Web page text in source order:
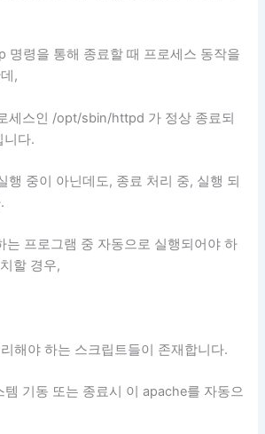
명령을 통해 종료할 때 프로세스 동작을
,
세스인 /opt/sbin/httpd 가 정상 종료되
니다.
행 중이 아닌데도, 종료 처리 중, 실행 되
는 프로그램 중 자동으로 실행되어야 하
할 경우,
해야 하는 스크립트들이 존재합니다.
기동 또는 종료시 이 apache를 자동으